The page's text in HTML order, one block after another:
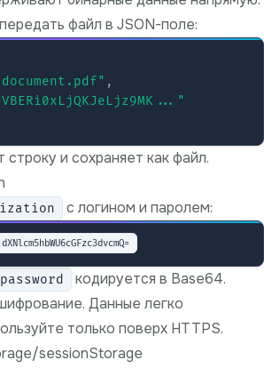
файл в JSON-поле:
,
и сохраняет как файл.
с логином и паролем:
кодируется в Base64.
Данные легко
только поверх HTTPS.
sessionStorage